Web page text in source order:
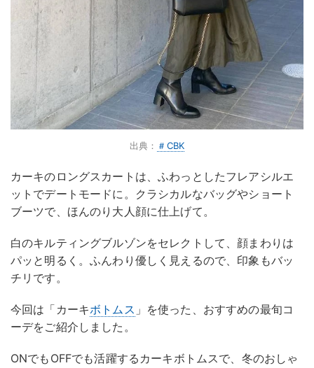
出典： ＃CBK
カーキのロングスカートは、ふわっとしたフレアシルエ
ットでデートモードに。クラシカルなバッグやショート
ブーツで、ほんのり大人顔に仕上げて。
白のキルティングブルゾンをセレクトして、顔まわりは
パッと明るく。ふんわり優しく見えるので、印象もバッ
チリです。
今回は「カーキボトムス 」を使った、おすすめの最旬コ
ーデをご紹介しました。
ONでもOFFでも活躍するカーキボトムスで、冬のおしゃ